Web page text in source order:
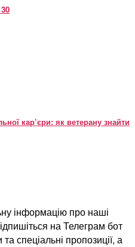
кар’єри: як ветерану знайти
інформацію про наші
на Телеграм бот
спеціальні пропозиції, а